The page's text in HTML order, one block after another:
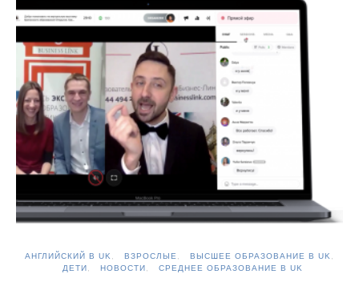
АНГЛИЙСКИЙ В UK ВЗРОСЛЫЕ
ВЫСШЕЕ ОБРАЗОВАНИЕ В UK
ДЕТИ
НОВОСТИ СРЕДНЕЕ ОБРАЗОВАНИЕ В UK